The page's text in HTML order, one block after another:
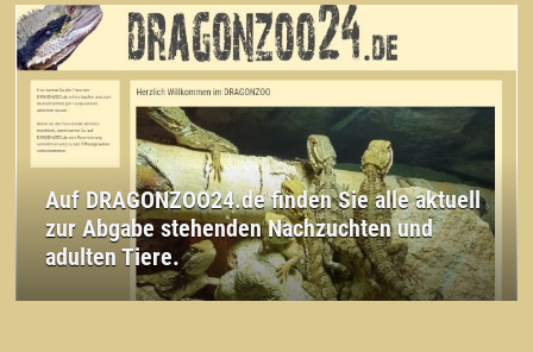
Auf DRAGONZOO24.de finden Sie alle aktuell
zur Abgabe stehenden Nachzuchten und
adulten Tiere.